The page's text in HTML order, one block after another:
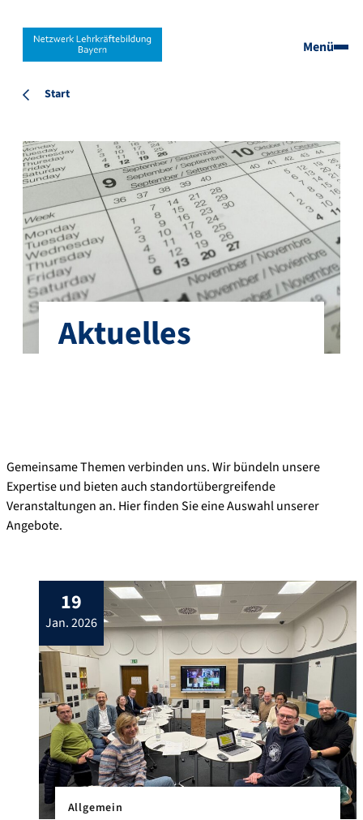
Menü
Start
Aktuelles
Gemeinsame Themen verbinden uns. Wir bündeln unsere
Expertise und bieten auch standortübergreifende
Veranstaltungen an. Hier finden Sie eine Auswahl unserer
Angebote.
19
jan. 2026
Allgemein